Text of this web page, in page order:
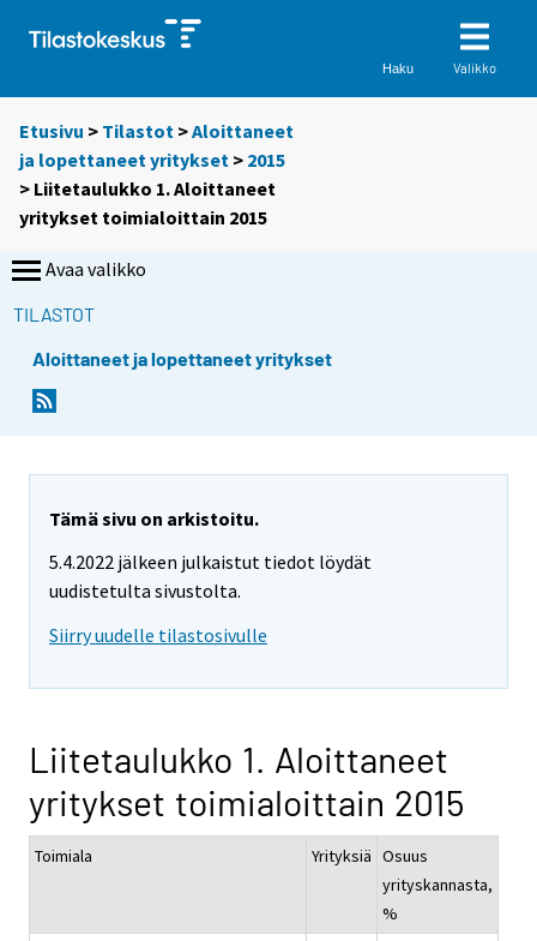
Haku Valikko
Etusivu > Tilastot >Aloittaneet
ja lopettaneet yritykset > 2015
> Liitetaulukko 1. Aloittaneet
yritykset toimialoittain 2015
Avaa valikko
TILASTOT
Aloittaneet ja lopettaneet yritykset
Tämä sivu on arkistoitu.
5.4.2022 jälkeen julkaistut tiedot löydät
uudistetulta sivustolta.
Siirry uudelle tilastosivulle
Liitetaulukko 1. Aloittaneet
yritykset toimialoittain 2015
Toimiala Yrityksiä Osuus
yrityskannasta,
%